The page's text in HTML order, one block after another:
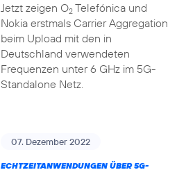
Jetzt zeigen O2Telefónica und
Nokia erstmals Carrier Aggregation
beim Upload mit den in
Deutschland verwendeten
Frequenzen unter 6 GHz im 5G-
Standalone Netz.
07. Dezember 2022
ECHTZEITANWENDUNGEN ÜBER 5G-